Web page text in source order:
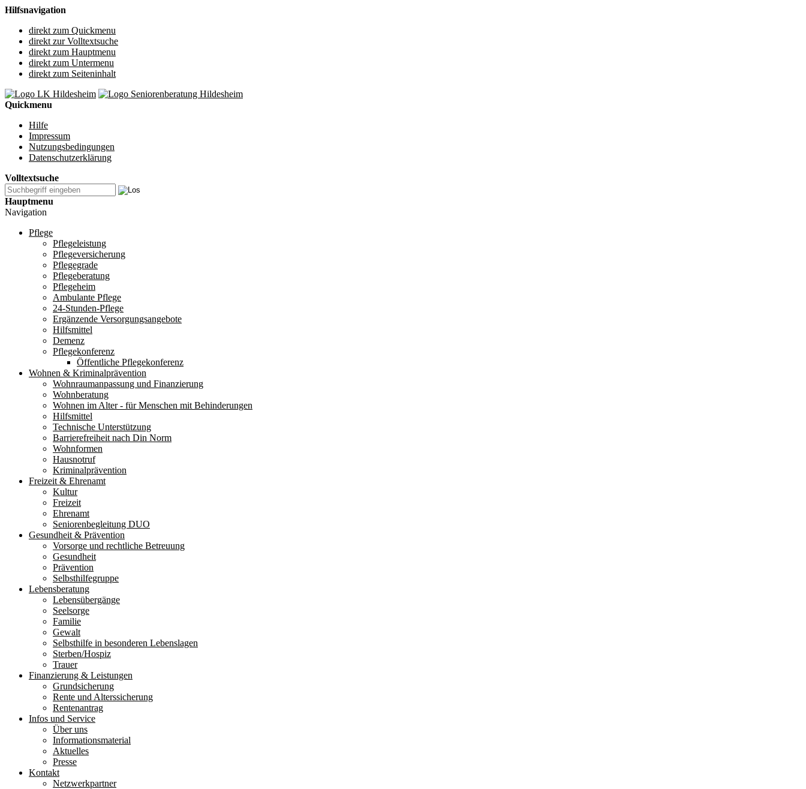
Hilfsnavigation
direkt zum Quickmenu
direkt zur Volltextsuche
direkt zum Hauptmenu
direkt zum Untermenu
direkt zum Seiteninhalt
Quickmenu
Hilfe
Impressum
Nutzungsbedingungen
Datenschutzerklärung
Volltextsuche
Hauptmenu
Navigation
Pflege
Pflegeleistung
Pflegeversicherung
Pflegegrade
Pflegeberatung
Pflegeheim
Ambulante Pflege
24-Stunden-Pflege
Ergänzende Versorgungsangebote
Hilfsmittel
Demenz
Pflegekonferenz
Öffentliche Pflegekonferenz
Wohnen & Kriminalprävention
Wohnraumanpassung und Finanzierung
Wohnberatung
Wohnen im Alter - für Menschen mit Behinderungen
Hilfsmittel
Technische Unterstützung
Barrierefreiheit nach Din Norm
Wohnformen
Hausnotruf
Kriminalprävention
Freizeit & Ehrenamt
Kultur
Freizeit
Ehrenamt
Seniorenbegleitung DUO
Gesundheit & Prävention
Vorsorge und rechtliche Betreuung
Gesundheit
Prävention
Selbsthilfegruppe
Lebensberatung
Lebensübergänge
Seelsorge
Familie
Gewalt
Selbsthilfe in besonderen Lebenslagen
Sterben/Hospiz
Trauer
Finanzierung & Leistungen
Grundsicherung
Rente und Alterssicherung
Rentenantrag
Infos und Service
Über uns
Informationsmaterial
Aktuelles
Presse
Kontakt
Netzwerkpartner